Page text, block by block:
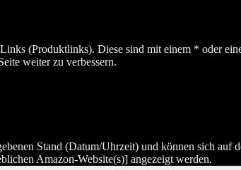
(Produktlinks). Diese sind mit einem * oder
weiter zu verbessern.
Stand (Datum/Uhrzeit) und können sich
Amazon-Website(s)] angezeigt werden.